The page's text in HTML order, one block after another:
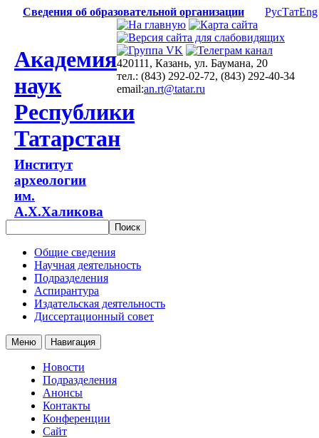
Сведения об образовательной организации РусТатEng
Академия
наук
Республики
Татарстан
Институт
археологии
им.
А.Х.Халикова
420111, Казань, ул. Баумана, 20
тел.: (843) 292-02-72, (843) 292-40-34
email:an.rt@tatar.ru
Общие сведения
Научная деятельность
Подразделения
Аспирантура
Издательская деятельность
Диссертационный совет
Меню Навигация
Новости
Подразделения
Анонсы
Контакты
Конференции
Сайт